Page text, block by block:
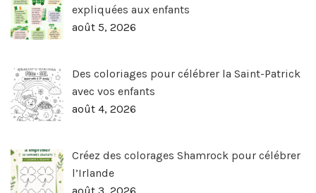
expliquées aux enfants
août 5, 2026
Des coloriages pour célébrer la Saint-Patrick
avec vos enfants
août 4, 2026
Créez des colorages Shamrock pour célébrer
l’Irlande
août 3, 2026